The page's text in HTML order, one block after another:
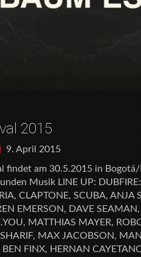
2015
9. April 2015
findet am 30.5.2015 in
Musik LINE UP:
CLAPTONE, SCUBA, ANJA
EMERSON, DAVE
MATTHIAS MAYER,
MAX JACOBSON,
FINX, HERNAN